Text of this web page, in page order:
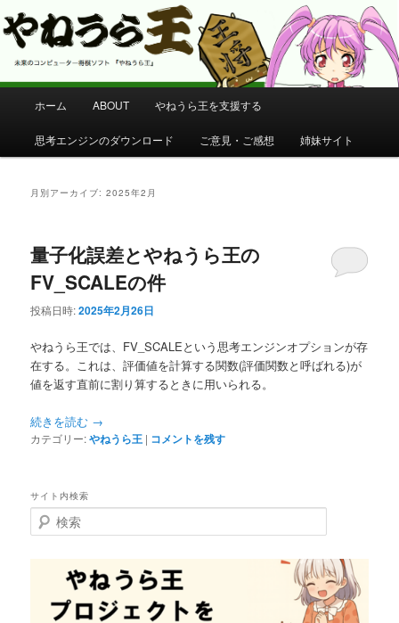
やねうら王 公式サイト
コンピューター将棋 やねうら王 公式サイト
メ
メ
イ
ン
テ
ツ
へ
動
サ
ブ
テ
ン
へ
移
ホーム ABOUT やねうら王を支援する
思考エンジンのダウンロード ご意見・ご感想 姉妹サイト
月別アーカイブ:2025年2月
量子化誤差とやねうら王の
FV_SCALEの件
投稿日時:2025年2月26日
やねうら王では、FV_SCALEという思考エンジンオプションが存
在する。これは、評価値を計算する関数(評価関数と呼ばれる)が
値を返す直前に割り算するときに用いられる。
続きを読む →
カテゴリー:やねうら王 | コメントを残す
サイト内検索
検
索